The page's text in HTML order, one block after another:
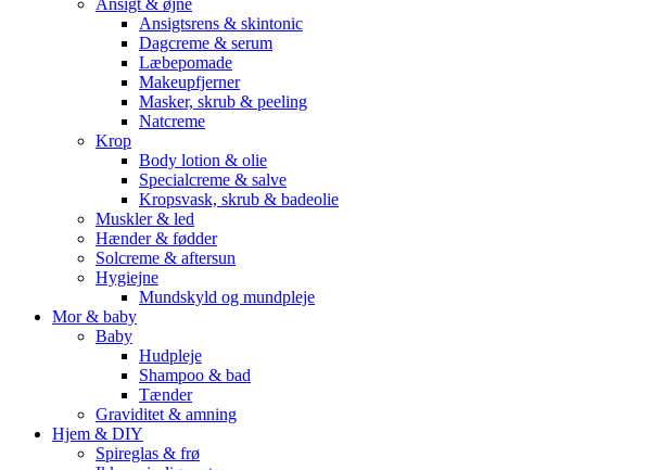
Ansigt & øjne
Ansigtsrens & skintonic
Dagcreme & serum
Læbepomade
Makeupfjerner
Masker, skrub & peeling
Natcreme
Krop
Body lotion & olie
Specialcreme & salve
Kropsvask, skrub & badeolie
Muskler & led
Hænder & fødder
Solcreme & aftersun
Hygiejne
Mundskyld og mundpleje
Mor & baby
Baby
Hudpleje
Shampoo & bad
Tænder
Graviditet & amning
Hjem & DIY
Spireglas & frø